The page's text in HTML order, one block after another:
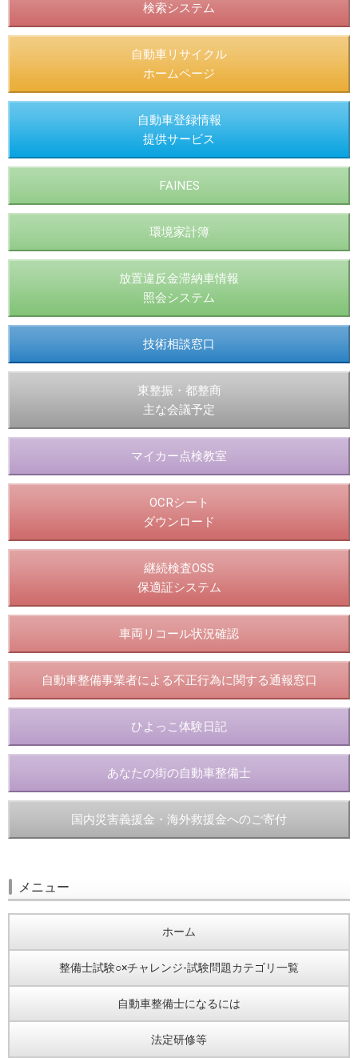
検索システム
自動車リサイクル
ホームページ
自動車登録情報
提供サービス
FAINES
環境家計簿
放置違反金滞納車情報
照会システム
技術相談窓口
東整振・都整商
主な会議予定
マイカー点検教室
OCRシート
ダウンロード
継続検査OSS
保適証システム
車両リコール状況確認
自動車整備事業者による不正行為に関する通報窓口
ひよっこ体験日記
あなたの街の自動車整備士
国内災害義援金・海外救援金へのご寄付
メニュー
ホーム
整備士試験○×チャレンジ-試験問題カテゴリ一覧
自動車整備士になるには
法定研修等